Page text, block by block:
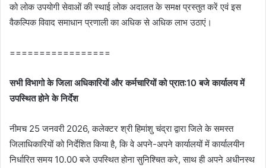
को लोक उपयोगी सेवाओं की स्थाई लोक अदालत के समक्ष प्रस्तुत करें एवं इस
वैकल्पिक विवाद समाधान प्रणाली का अधिक से अधिक लाभ उठाएं।
=================
सभी विभागो के जिला अधिकारियों और कर्मचारियों को प्रात:10 बजे कार्यालय में
उपस्थित होने के निर्देश
नीमच 25 जनवरी 2026, कलेक्‍टर श्री हिमांशु चंद्रा द्वारा जिले के समस्त
जिलाधिकारियों को निर्देशित किया है, कि वे अपने-अपने कार्यालयों में कार्यालयीन
निर्धारित समय 10.00 बजे उपस्थित होना सुनिश्चित करे, साथ ही अपने अधीनस्थ